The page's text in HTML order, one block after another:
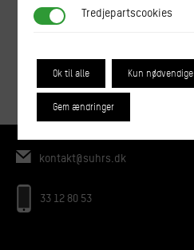
kontakt@suhrs.dk
33 12 80 53
Tredjepartscookies
Tredjepartscookies
Ok til alle Kun nødvendige
Gem ændringer